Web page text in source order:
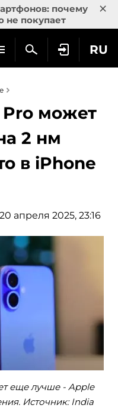
почему
не покупает
×
RU
Pro может
2 нм
в iPhone
апреля 2025, 23:16
еще лучше - Apple
Источник: India